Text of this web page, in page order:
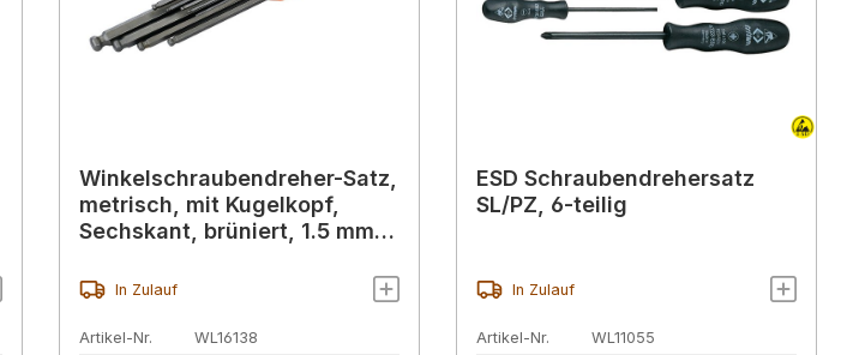
Winkelschraubendreher-Satz,
metrisch, mit Kugelkopf,
Sechskant, brüniert, 1.5 mm-
In Zulauf
Artikel-Nr. WL16138
ESD Schraubendrehersatz
SL/PZ, 6-teilig
In Zulauf
Artikel-Nr. WL11055